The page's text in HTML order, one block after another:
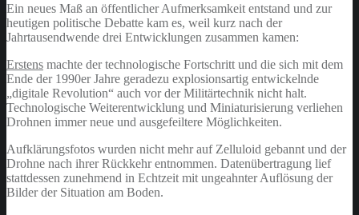
Ein neues Maß an öffentlicher Aufmerksamkeit entstand und zur
heutigen politische Debatte kam es, weil kurz nach der
Jahrtausendwende drei Entwicklungen zusammen kamen:
Erstens machte der technologische Fortschritt und die sich mit dem
Ende der 1990er Jahre geradezu explosionsartig entwickelnde
„digitale Revolution“ auch vor der Militärtechnik nicht halt.
Technologische Weiterentwicklung und Miniaturisierung verliehen
Drohnen immer neue und ausgefeiltere Möglichkeiten.
Aufklärungsfotos wurden nicht mehr auf Zelluloid gebannt und der
Drohne nach ihrer Rückkehr entnommen. Datenübertragung lief
stattdessen zunehmend in Echtzeit mit ungeahnter Auflösung der
Bilder der Situation am Boden.